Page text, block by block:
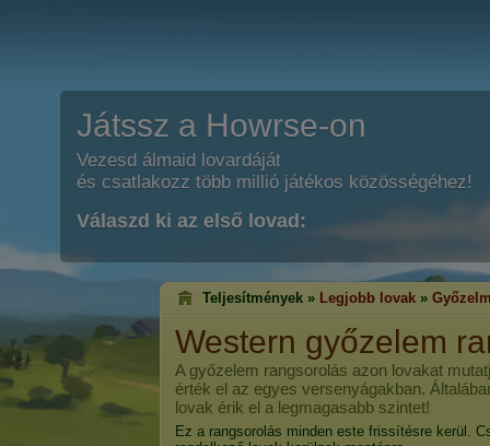
Játssz a Howrse-on
Vezesd álmaid lovardáját
és csatlakozz több millió játékos közösségéhez!
Válaszd ki az első lovad:
Teljesítmények » Legjobb lovak »
Western győzelem
A győzelem rangsorolás azon lovakat
érték el az egyes versenyágakban.
lovak érik el a legmagasabb szintet!
Ez a rangsorolás minden este frissítésre kerül.